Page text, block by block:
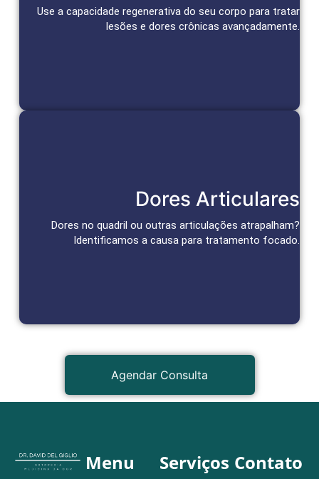
Use a capacidade regenerativa do seu corpo para tratar
lesões e dores crônicas avançadamente.
Agendar Consulta
Dores Articulares
Dores no quadril ou outras articulações atrapalham?
Identificamos a causa para tratamento focado.
Tratamento das Articulações
Abordagens personalizadas para alívio da dor e recuperação
Agendar Consulta
Agendar Consulta
Menu Serviços Contato